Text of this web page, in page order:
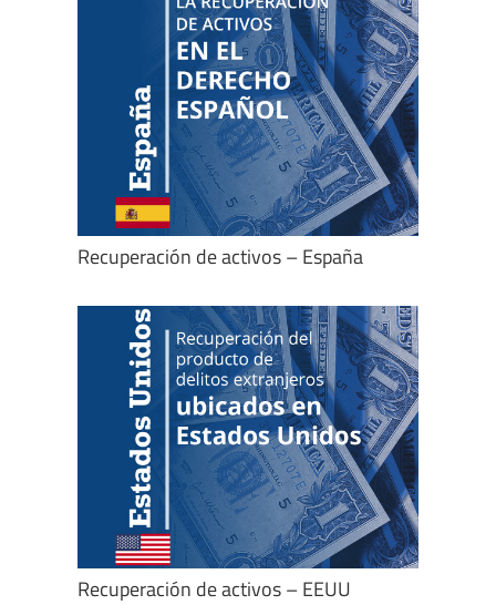
Recuperación de activos – España
Recuperación de activos – EEUU